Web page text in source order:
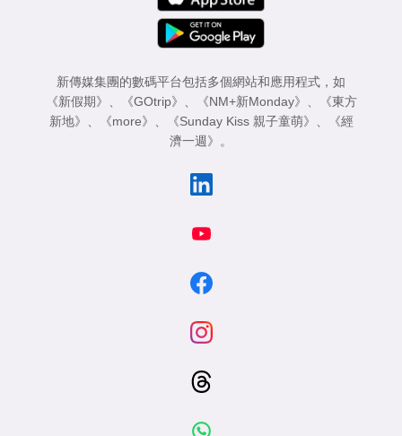
新傳媒集團的數碼平台包括多個網站和應用程式，如
《新假期》 、 《GOtrip》 、 《NM+新Monday》 、
《東方
新地》 、 《more》 、 《Sunday Kiss 親子童萌》 、
《經
濟一週》 。